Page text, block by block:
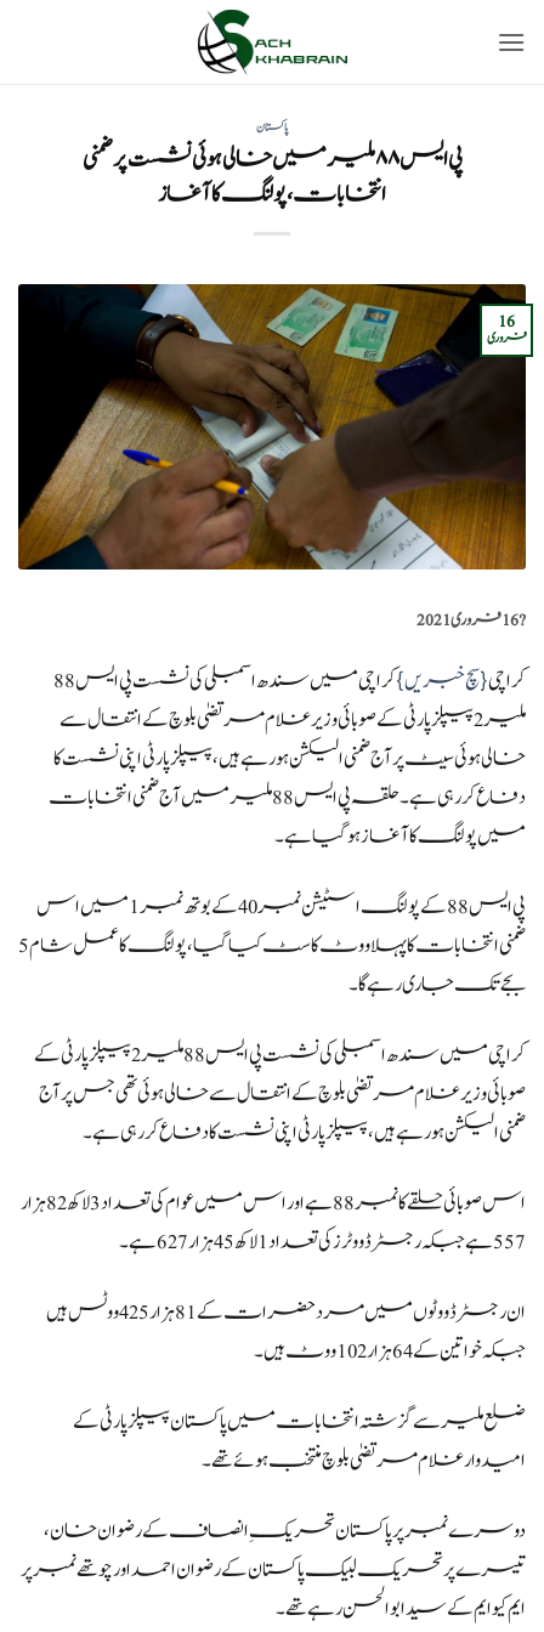
پاکستان
پی ایس ۸۸ ملیر میں خالی ہوئی نشست پر ضمنی
انتخابات، پولنگ کا آغاز
16
فروری
?️16 فروری 2021
کراچی{سچ خبریں}
کراچی میں سندھ اسمبلی کی نشست پی ایس 88
ملیر 2 پیپلز پارٹی کے صوبائی وزیر غلام مرتضیٰ بلوچ کے انتقال سے
خالی ہوئی سیٹ پر آج ضمنی الیکشن ہو رہے ہیں، پیپلز پارٹی اپنی نشست کا
دفاع کر رہی ہے۔ حلقہ پی ایس 88 ملیر میں آج ضمنی انتخابات
میں پولنگ کا آغاز ہو گیا ہے۔
پی ایس 88 کے پولنگ اسٹیشن نمبر 40 کے بوتھ نمبر 1 میں اس
ضمنی انتخابات کا پہلا ووٹ کاسٹ کیا گیا، پولنگ کا عمل شام 5
بجے تک جاری رہے گا۔
کراچی میں سندھ اسمبلی کی نشست پی ایس 88 ملیر 2 پیپلز پارٹی کے
صوبائی وزیر غلام مرتضیٰ بلوچ کے انتقال سے خالی ہوئی تھی جس پر آج
ضمنی الیکشن ہو رہے ہیں، پیپلز پارٹی اپنی نشست کا دفاع کر رہی ہے۔
اس صوبائی حلقے کا نمبر 88 ہے اور اس میں عوام کی تعداد 3 لاکھ 82 ہزار
557 ہے جبکہ رجسٹرڈ ووٹرز کی تعداد 1 لاکھ 45 ہزار 627 ہے۔
ان رجسٹرڈ ووٹوں میں مرد حضرات کے 81 ہزار 425 ووٹس ہیں
جبکہ خواتین کے 64 ہزار 102 ووٹ ہیں۔
ضلع ملیر سے گزشتہ انتخابات میں پاکستان پیپلز پارٹی کے
امیدوار غلام مرتضیٰ بلوچ منتخب ہوئے تھے۔
دوسرے نمبر پر پاکستان تحریکِ انصاف کے رضوان خان،
تیسرے پر تحریک لبیک پاکستان کے رضوان احمد اور چوتھے نمبر پر
ایم کیو ایم کے سید ابوالحسن رہےتھے۔